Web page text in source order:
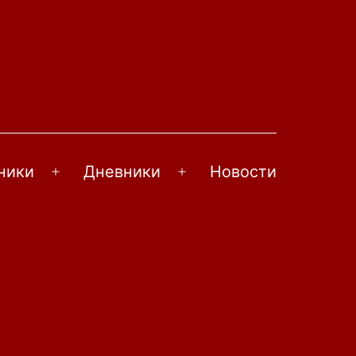
Открыть
Дневники
ОткрытьНовости